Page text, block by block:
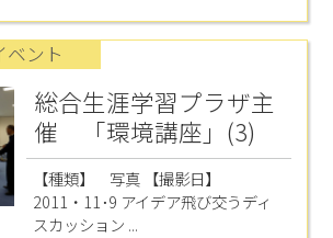
ベント
総合生涯学習プラザ主
催 「環境講座」(3)
【種類】 写真 【撮影日】
2011・11･9 アイデア飛び交うディ
スカッション ...